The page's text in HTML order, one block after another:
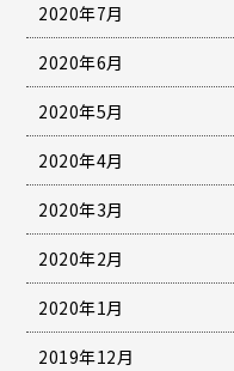
2020年7月
2020年6月
2020年5月
2020年4月
2020年3月
2020年2月
2020年1月
2019年12月